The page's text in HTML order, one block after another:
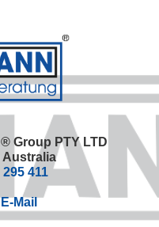
Group PTY LTD
Australia
411
Mail